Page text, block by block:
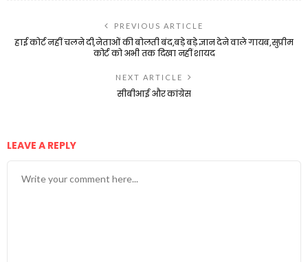
PREVIOUS ARTICLE
हाई कोर्ट नहीं चलने दी,नेताओं की बोलती बंद,बड़े बड़े ज्ञान देने वाले गायब,सुप्रीम
कोर्ट को अभी तक दिखा नहीं शायद
NEXT ARTICLE
सीबीआई और कांग्रेस
LEAVE A REPLY